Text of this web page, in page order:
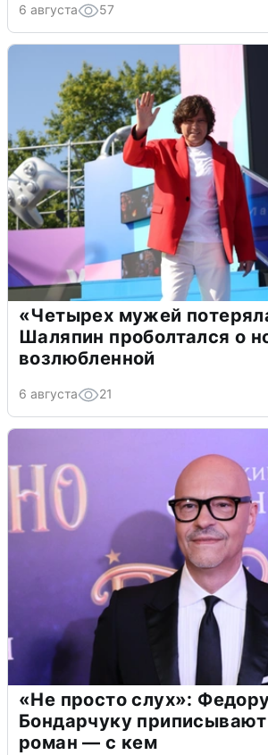
6 августа 57
«Четырех мужей
Шаляпин проболтался о
возлюбленной
6 августа 21
«Не просто слух»:
Бондарчуку
роман — с кем